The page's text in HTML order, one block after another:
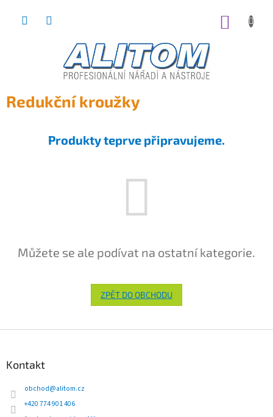
Redukční kroužky
Produkty teprve připravujeme.
Můžete se ale podívat na ostatní kategorie.
ZPĚT DO OBCHODU
Kontakt
obchod@alitom.cz
+420 774 901 406